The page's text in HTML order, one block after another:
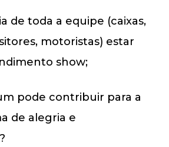
de toda a equipe (caixas,
motoristas) estar
show;
pode contribuir para a
de alegria e